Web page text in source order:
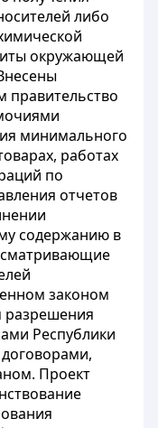
либо
окружающей
правительство
минимального
работах
по
отчетов
содержанию в
законом
разрешения
Республики
Проект